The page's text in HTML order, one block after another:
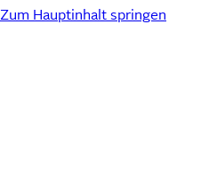
Zum Hauptinhalt springen